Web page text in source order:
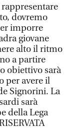
dovremo
imporre
giovane
alto il ritmo
a partire
obiettivo sarà
per avere il
Signorini. La
sarà
della Lega